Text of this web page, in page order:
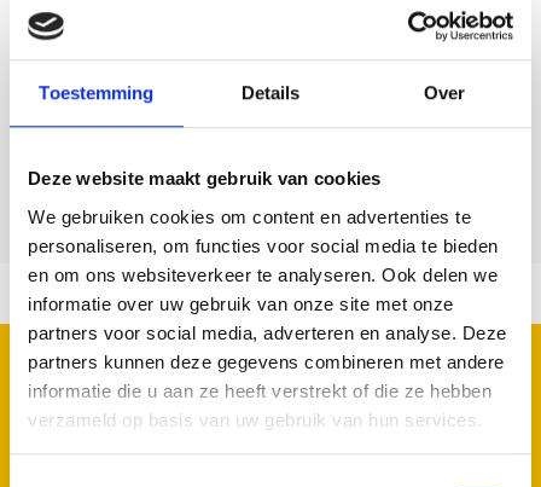
Toestemming Details Over
Deze website maakt gebruik van cookies
We gebruiken cookies om content en advertenties te
personaliseren, om functies voor social media te bieden
en om ons websiteverkeer te analyseren. Ook delen we
informatie over uw gebruik van onze site met onze
partners voor social media, adverteren en analyse. Deze
partners kunnen deze gegevens combineren met andere
informatie die u aan ze heeft verstrekt of die ze hebben
verzameld op basis van uw gebruik van hun services.
Contact info
Binnenweg 4 AARDENBURG
06-12841938
info@pure-care.nl
SUBSCRIBE FOR OUR NEWSLETTER
Geen zorgen we spammen niet.